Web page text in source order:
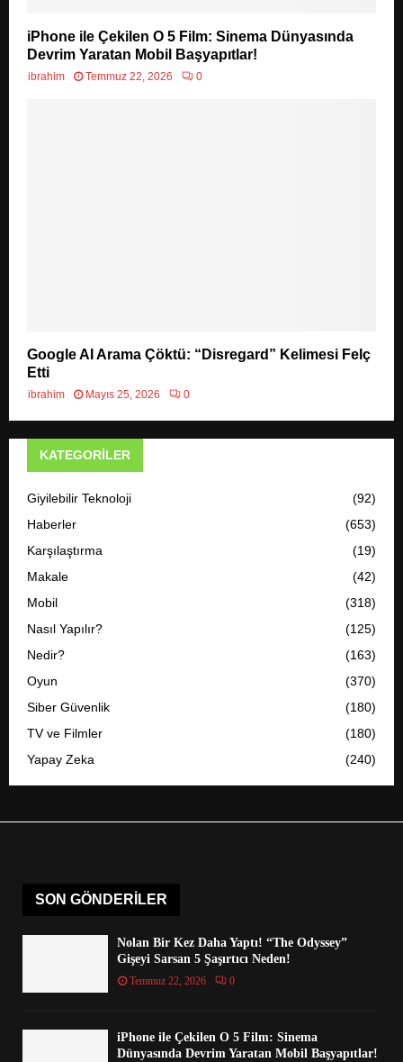
iPhone ile Çekilen O 5 Film: Sinema Dünyasında
Devrim Yaratan Mobil Başyapıtlar!
ibrahim Temmuz 22, 2026 0
Google AI Arama Çöktü: “Disregard” Kelimesi Felç
Etti
ibrahim Mayıs 25, 2026 0
KATEGORILER
Giyilebilir Teknoloji
(92)
Haberler
(653)
Karşılaştırma
(19)
Makale
(42)
Mobil
(318)
Nasıl Yapılır?
(125)
Nedir?
(163)
Oyun
(370)
Siber Güvenlik
(180)
TV ve Filmler
(180)
Yapay Zeka
(240)
SON GÖNDERILER
Nolan Bir Kez Daha Yaptı! “The Odyssey”
Gişeyi Sarsan 5 Şaşırtıcı Neden!
Temmuz 22, 2026 0
iPhone ile Çekilen O 5 Film: Sinema
Dünyasında Devrim Yaratan Mobil Başyapıtlar!